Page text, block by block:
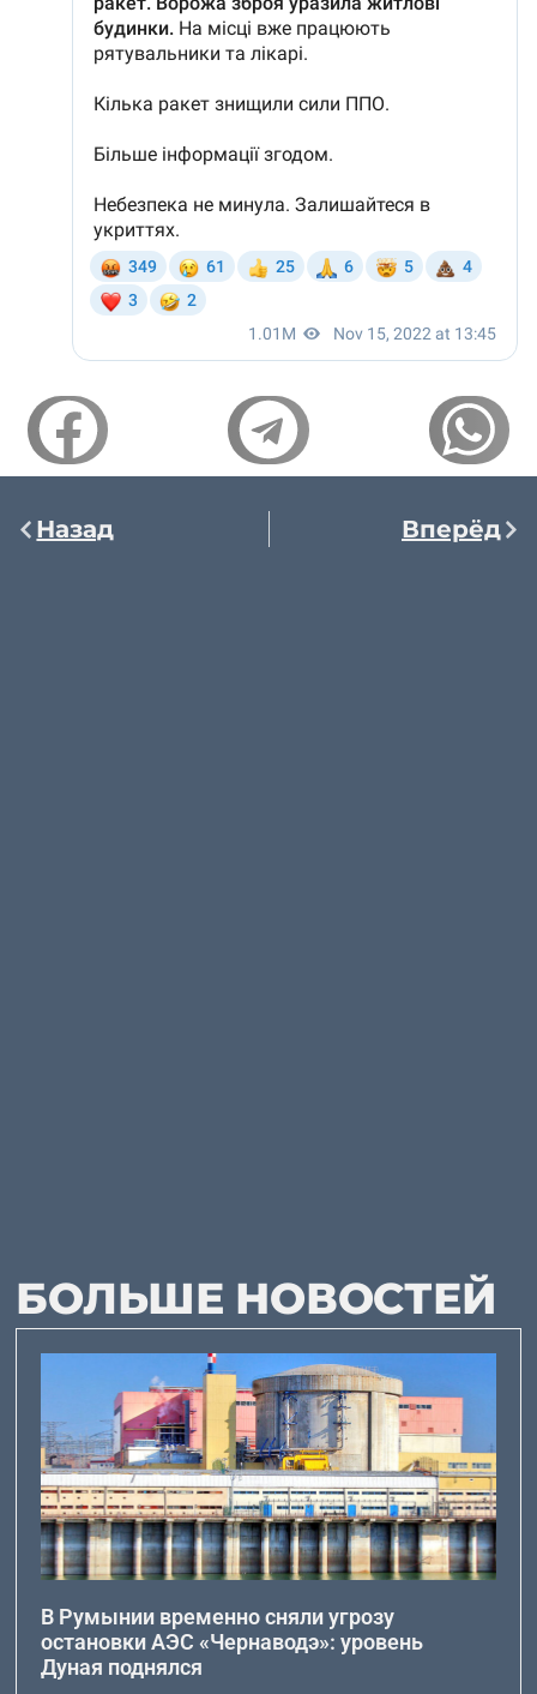
Назад Вперёд
БОЛЬШЕ НОВОСТЕЙ
В Румынии временно сняли угрозу
остановки АЭС «Чернаводэ»: уровень
Дуная поднялся